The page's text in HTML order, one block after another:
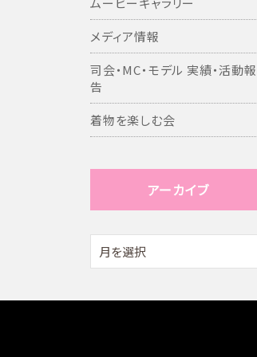
メディア情報
司会・MC・モデル 実績・活動報
告
着物を楽しむ会
アーカイブ
カ